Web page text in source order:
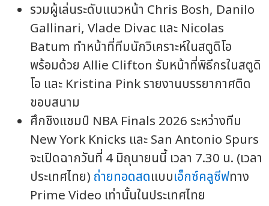
รวมผู้เล่นระดับแนวหน้า Chris Bosh, Danilo
Gallinari, Vlade Divac และ Nicolas
Batum ทำหน้าที่ทีมนักวิเคราะห์ในสตูดิโอ
พร้อมด้วย Allie Clifton รับหน้าที่พิธีกรในสตูดิ
โอ และ Kristina Pink รายงานบรรยากาศติด
ขอบสนาม
ศึกชิงแชมป์ NBA Finals 2026 ระหว่างทีม
New York Knicks และ San Antonio Spurs
จะเปิดฉากวันที่ 4 มิถุนายนนี้ เวลา 7.30 น. (เวลา
ประเทศไทย) ถ่ายทอดสดแบบเอ็กซ์คลูซีฟทาง
Prime Video เท่านั้นในประเทศไทย